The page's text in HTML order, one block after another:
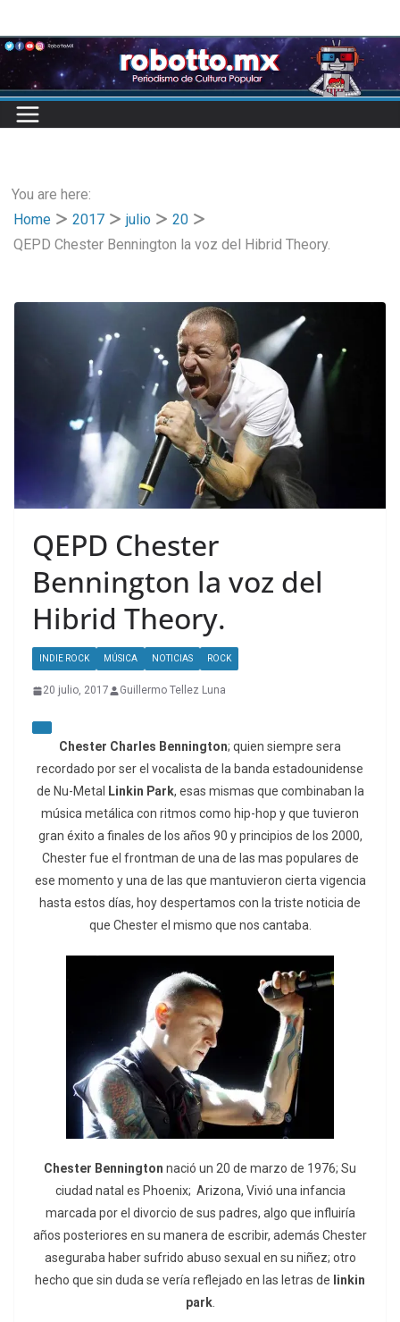
to
content
You are here:
Home
2017 julio
20
QEPD Chester Bennington la voz del Hibrid Theory.
QEPD Chester
Bennington la voz del
Hibrid Theory.
INDIE ROCK MÚSICA NOTICIAS ROCK
20 julio, 2017 Guillermo Tellez Luna
Chester Charles Bennington; quien siempre sera
recordado por ser el vocalista de la banda estadounidense
de Nu-Metal
Linkin Park, esas mismas que combinaban la
música metálica con ritmos como hip-hop y que tuvieron
gran éxito a finales de los años 90 y principios de los 2000,
Chester fue el frontman de una de las mas populares de
ese momento y una de las que mantuvieron cierta vigencia
hasta estos días, hoy despertamos con la triste noticia de
que Chester el mismo que nos cantaba.
Chester Bennington nació un 20 de marzo de 1976; Su
ciudad natal es Phoenix; Arizona, Vivió una infancia
marcada por el divorcio de sus padres, algo que influiría
años posteriores en su manera de escribir, además Chester
aseguraba haber sufrido abuso sexual en su niñez; otro
hecho que sin duda se vería reflejado en las letras de linkin
park.